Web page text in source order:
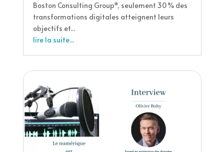
Boston Consulting Group*, seulement 30 % des
transformations digitales atteignent leurs
objectifs et...
lire la suite...